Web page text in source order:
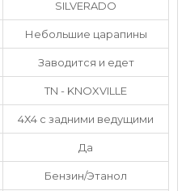
SILVERADO
Небольшие царапины
Заводится и едет
TN - KNOXVILLE
4Х4 с задними ведущими
Да
Бензин/Этанол